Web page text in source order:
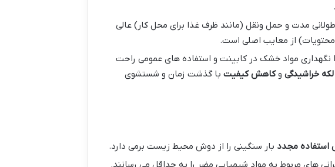
مدت و حمل ونقل (مانند ظرف غذا برای محل کار) عالی
محتویات) از معایب اصلی است.
مواد خشک در کابینت و استفاده های عمومی راحت
خراشیدگی وکاهش کیفیت با گذشت زمان و شستشوی
استفاده مجدد بار سنگینی را از دوش محیط زیست برمی دارد.
های مربوط به مواد شیمیایی مضر را به حداقل می رسانند.